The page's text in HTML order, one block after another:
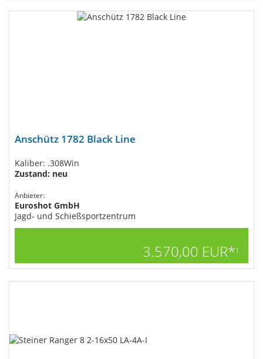
Anschütz 1782 Black Line
Kaliber: .308Win
Zustand: neu
Anbieter:
Euroshot GmbH
Jagd- und Schießsportzentrum
3.570,00 EUR*1